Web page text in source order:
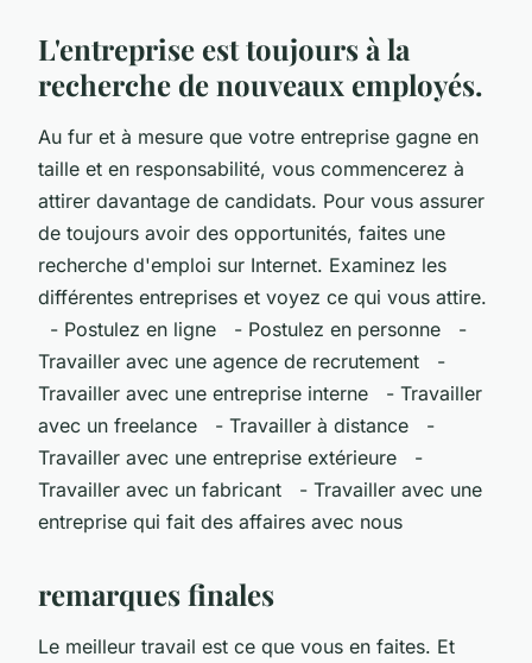
L'entreprise est toujours à la
recherche de nouveaux employés.
Au fur et à mesure que votre entreprise gagne en
taille et en responsabilité, vous commencerez à
attirer davantage de candidats. Pour vous assurer
de toujours avoir des opportunités, faites une
recherche d'emploi sur Internet. Examinez les
différentes entreprises et voyez ce qui vous attire.
- Postulez en ligne - Postulez en personne -
Travailler avec une agence de recrutement -
Travailler avec une entreprise interne - Travailler
avec un freelance - Travailler à distance -
Travailler avec une entreprise extérieure -
Travailler avec un fabricant - Travailler avec une
entreprise qui fait des affaires avec nous
remarques finales
Le meilleur travail est ce que vous en faites. Et